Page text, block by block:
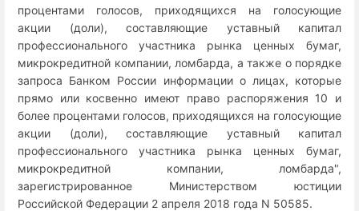
процентами голосов, приходящихся на голосующие
акции (доли), составляющие уставный капитал
профессионального участника рынка ценных бумаг,
микрокредитной компании, ломбарда, а также о порядке
запроса Банком России информации о лицах, которые
прямо или косвенно имеют право распоряжения 10 и
более процентами голосов, приходящихся на голосующие
акции (доли), составляющие уставный капитал
профессионального участника рынка ценных бумаг,
микрокредитной компании, ломбарда",
зарегистрированное Министерством юстиции
Российской Федерации 2 апреля 2018 года N 50585.